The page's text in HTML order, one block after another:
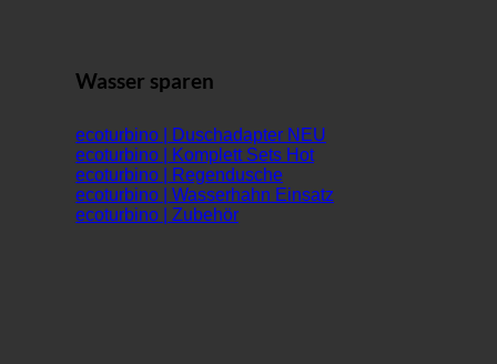
Wasser sparen
ecoturbino | Duschadapter
ecoturbino | Komplett Sets
ecoturbino | Regendusche
ecoturbino | Wasserhahn Einsatz
ecoturbino | Zubehör